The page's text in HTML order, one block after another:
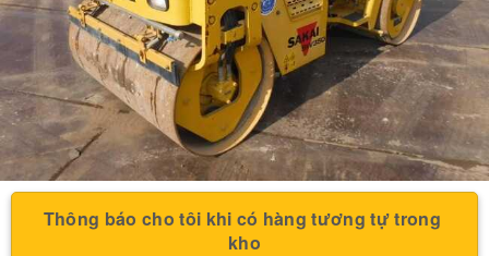
Thông báo cho tôi khi có hàng tương tự trong
kho